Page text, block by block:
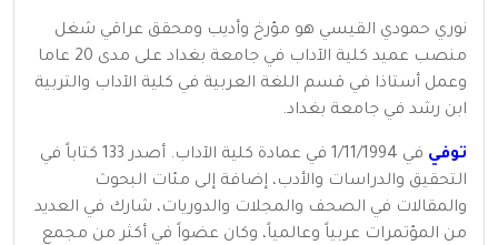
نوري حمودي القيسي هو مؤرخ وأديب ومحقق عراقي شغل
منصب عميد كلية الآداب في جامعة بغداد على مدى 20 عاما
وعمل أستاذا في قسم اللغة العربية في كلية الآداب والتربية
ابن رشد في جامعة بغداد.
توفي
في 1/11/1994 في عمادة كلية الآداب. أصدر 133 كتاباً في
التحقيق والدراسات والأدب، إضافة إلى مئات البحوث
والمقالات في الصحف والمجلات والدوريات، شارك في العديد
من المؤتمرات عربياً وعالمياً، وكان عضواً في أكثر من مجمع